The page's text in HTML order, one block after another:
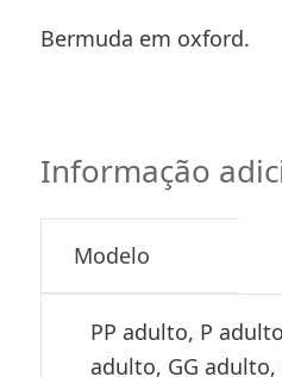
Bermuda em oxford.
Informação
Modelo
PP adulto, P
adulto, GG adulto,